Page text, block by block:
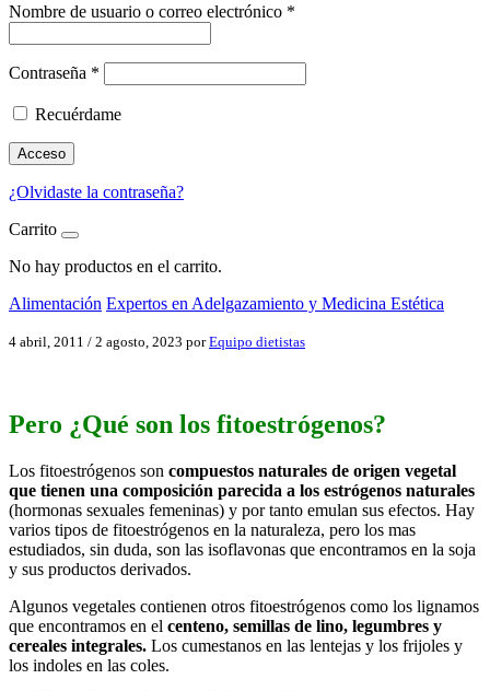
Nombre de usuario o correo electrónico *
Contraseña *
Recuérdame
Acceso
¿Olvidaste la contraseña?
Carrito
No hay productos en el carrito.
Alimentación Expertos en Adelgazamiento y Medicina Estética
4 abril, 2011 / 2 agosto, 2023 porEquipo dietistas
Pero ¿Qué son los fitoestrógenos?
Los fitoestrógenos son compuestos naturales de origen vegetal
que tienen una composición parecida a los estrógenos naturales
(hormonas sexuales femeninas) y por tanto emulan sus efectos. Hay
varios tipos de fitoestrógenos en la naturaleza, pero los mas
estudiados, sin duda, son las isoflavonas que encontramos en la soja
y sus productos derivados.
Algunos vegetales contienen otros fitoestrógenos como los lignamos
que encontramos en el centeno, semillas de lino, legumbres y
cereales integrales. Los cumestanos en las lentejas y los frijoles y
los indoles en las coles.